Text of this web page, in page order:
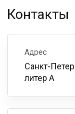
Контакты
Адрес
Санкт-
литер А